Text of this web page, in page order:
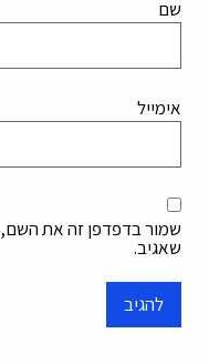
שם
אימייל
שמור בדפדפן זה את
שאגיב.